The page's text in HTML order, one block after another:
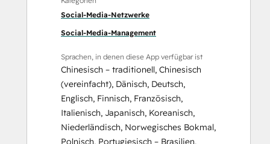
Social-Media-Netzwerke
Social-Media-Management
Sprachen, in denen diese App verfügbar ist
Chinesisch – traditionell, Chinesisch
(vereinfacht), Dänisch, Deutsch,
Englisch, Finnisch, Französisch,
Italienisch, Japanisch, Koreanisch,
Niederländisch, Norwegisches Bokmal,
Polnisch, Portugiesisch – Brasilien,